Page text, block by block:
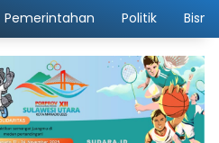
Pemerintahan Politik